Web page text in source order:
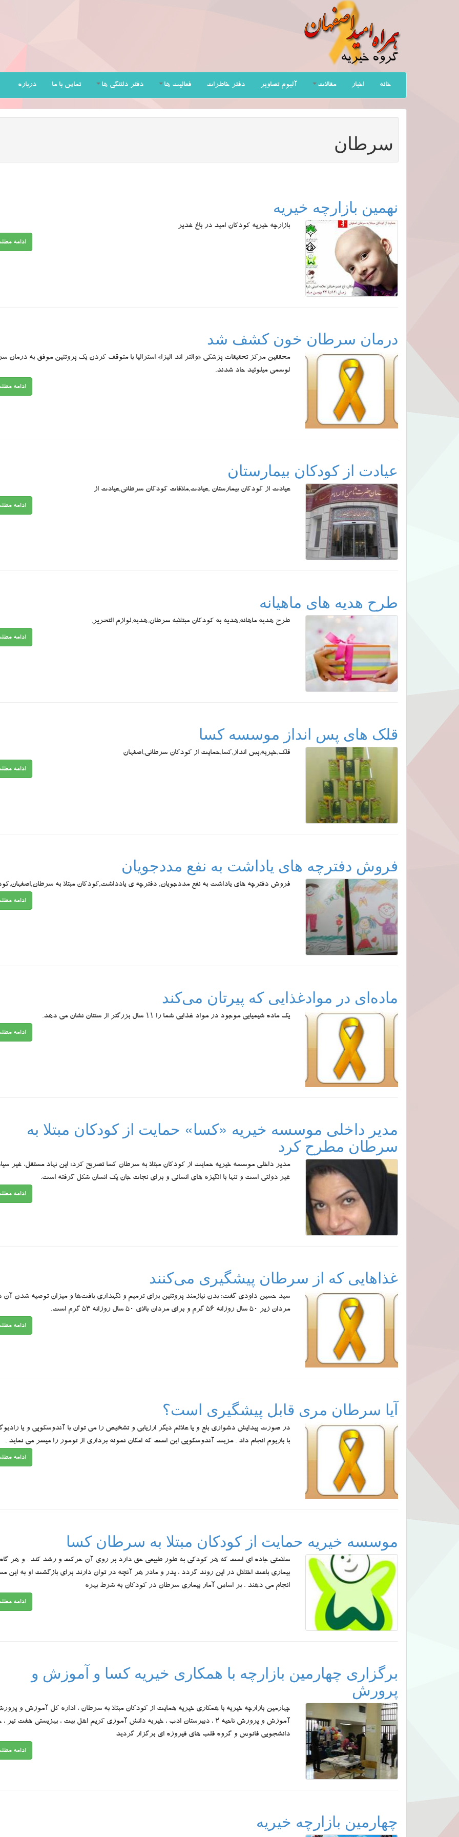
خانه اخبار مقالات آلبوم تصاویر دفتر خاطرات فعالیت ها دفتر دلتنگی ها تماس با ما درباره
سرطان
نهمین بازارچه خیریه
بازارچه خیریه کودکان امید در باغ غدیر
ادامه
درمان سرطان خون کشف شد
محققین مرکز تحقیقات پزشکی «والتر اند الیزا» استرالیا با متوقف کردن یک پروتئین موفق به درمان
لوسمی میلوئید حاد شدند.
ادامه
عیادت از کودکان بیمارستان
عیادت از کودکان بیمارستان ,عیادت,ملاقات کودکان سرطانی,عیادت از
ادامه
طرح هدیه های ماهیانه
طرح هدیه ماهانه,هدیه به کودکان مبتلابه سرطان,هدیه,لوازم التحریر,
ادامه
قلک های پس انداز موسسه کسا
قلک,خیریه,پس انداز,کسا,حمایت از کودکان سرطانی,اصفهان
ادامه
فروش دفترچه های یاداشت به نفع مددجویان
فروش دفترچه های یاداشت به نفع مددجویان, دفترچه ی یادداشت,کودکان مبتلا به
ادامه
ماده‌ای در موادغذایی که پیرتان می‌کند
یک ماده شیمیایی موجود در مواد غذایی شما را ۱۱ سال بزرگتر از سنتان نشان می دهد.
ادامه
مدیر داخلی موسسه خیریه «کسا» حمایت از کودکان مبتلا به
سرطان مطرح کرد
مدیر داخلی موسسه خیریه حمایت از کودکان مبتلا به سرطان کسا تصریح کرد: این نهاد مستقل، غیر
غیر دولتی است و تنها با انگیزه های انسانی و برای نجات جان یک انسان شکل گرفته است.
ادامه
غذاهایی که از سرطان پیشگیری می‌کنند
سید حسین داودی گفت:‌ بدن نیازمند پروتئین برای ترمیم و نگهداری بافت‌ها و میزان توصیه شدن آن
مردان زیر 50 سال روزانه 56 گرم و برای مردان بالای 50 سال روزانه 53 گرم است.
ادامه
آیا سرطان مری قابل پیشگیری است؟
در صورت پیدایش دشواری بلع و یا علائم دیگر ارزیابی و تشخیص را می توان با آندوسکوپی و یا
با باریوم انجام داد . مزیت آندوسکوپی این است که امکان نمونه برداری از تومور را میسر می نماید .
ادامه
موسسه خیریه حمایت از کودکان مبتلا به سرطان کسا
سلامتی جاده ای است که هر کودکی به طور طبیعی حق دارد بر روی آن حرکت و رشد کند . و هر گاه
بیماری باعث اختلال در این روند گردد ، پدر و مادر هر آنچه در توان دارند برای بازگشت او به این
انجام می دهند . بر اساس آمار بیماری سرطان در کودکان به شرط بهره
ادامه
برگزاری چهارمین بازارچه با همکاری خیریه کسا و آموزش و
پرورش
چهارمین بازارچه خیریه با همکاری خیریه همایت از کودکان مبتلا به سرطان ، اداره کل آموزش و
آموزش و پرورش ناحیه 2 ، دبیرستان ادب ، خیریه دانش آموزی کریم اهل بیت ، بهزیستی هفت تیر
دانشجویی فانوس و گروه قلب های فیروزه ای برگزار گردید
ادامه
چهارمین بازارچه خیریه